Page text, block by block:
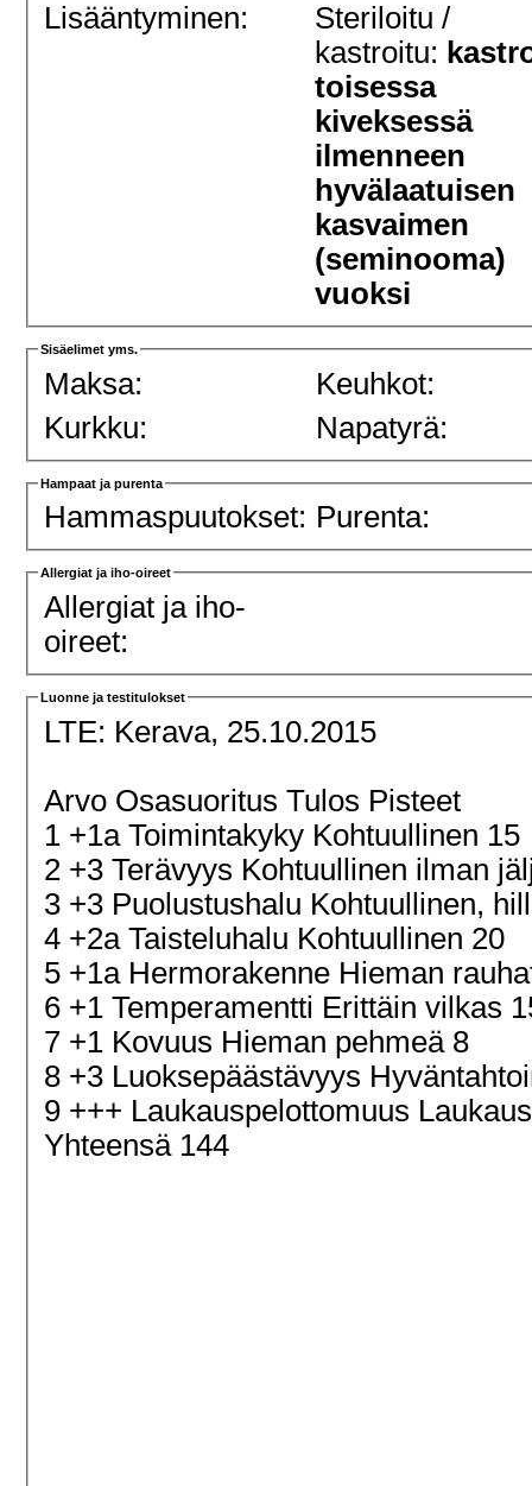
Lisääntyminen:
Steriloitu /
kastroitu:
toisessa
kiveksessä
ilmenneen
hyvälaatuisen
kasvaimen
(seminooma)
vuoksi
Sisäelimet yms.
Maksa:
Keuhkot:
Kurkku:
Napatyrä:
Hampaat ja purenta
Hammaspuutokset: Purenta:
Allergiat ja iho-oireet
Allergiat ja iho-
oireet:
Luonne ja testitulokset
LTE: Kerava, 25.10.2015
Arvo Osasuoritus Tulos Pisteet
1 +1a Toimintakyky Kohtuullinen 15
2 +3 Terävyys Kohtuullinen ilman
3 +3 Puolustushalu Kohtuullinen,
4 +2a Taisteluhalu Kohtuullinen 20
5 +1a Hermorakenne Hieman
6 +1 Temperamentti Erittäin vilkas
7 +1 Kovuus Hieman pehmeä 8
8 +3 Luoksepäästävyys
9 +++ Laukauspelottomuus
Yhteensä 144